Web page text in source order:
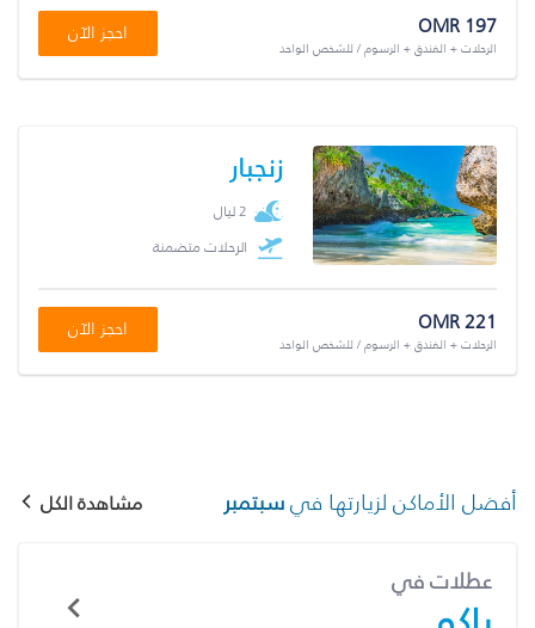
OMR 197
الرحلات + الفندق + الرسوم / للشخص الواحد
احجز الآن
زنجبار
2 ليال
الرحلات متضمنة
OMR 221
الرحلات + الفندق + الرسوم / للشخص الواحد
احجز الآن
أفضل الأماكن لزيارتها فيسبتمبر مشاهدة الكل
عطلات في